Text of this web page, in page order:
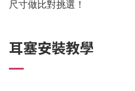
尺寸做比對挑選！
耳塞安裝教學